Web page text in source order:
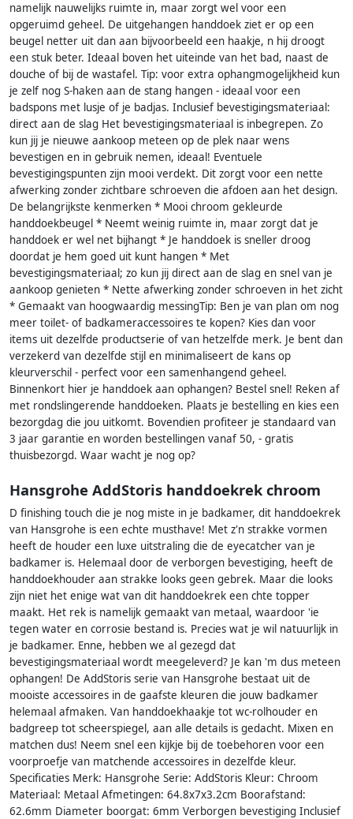
namelijk nauwelijks ruimte in, maar zorgt wel voor een
opgeruimd geheel. De uitgehangen handdoek ziet er op een
beugel netter uit dan aan bijvoorbeeld een haakje, n hij droogt
een stuk beter. Ideaal boven het uiteinde van het bad, naast de
douche of bij de wastafel. Tip: voor extra ophangmogelijkheid kun
je zelf nog S-haken aan de stang hangen - ideaal voor een
badspons met lusje of je badjas. Inclusief bevestigingsmateriaal:
direct aan de slag Het bevestigingsmateriaal is inbegrepen. Zo
kun jij je nieuwe aankoop meteen op de plek naar wens
bevestigen en in gebruik nemen, ideaal! Eventuele
bevestigingspunten zijn mooi verdekt. Dit zorgt voor een nette
afwerking zonder zichtbare schroeven die afdoen aan het design.
De belangrijkste kenmerken * Mooi chroom gekleurde
handdoekbeugel * Neemt weinig ruimte in, maar zorgt dat je
handdoek er wel net bijhangt * Je handdoek is sneller droog
doordat je hem goed uit kunt hangen * Met
bevestigingsmateriaal; zo kun jij direct aan de slag en snel van je
aankoop genieten * Nette afwerking zonder schroeven in het zicht
* Gemaakt van hoogwaardig messingTip: Ben je van plan om nog
meer toilet- of badkameraccessoires te kopen? Kies dan voor
items uit dezelfde productserie of van hetzelfde merk. Je bent dan
verzekerd van dezelfde stijl en minimaliseert de kans op
kleurverschil - perfect voor een samenhangend geheel.
Binnenkort hier je handdoek aan ophangen? Bestel snel! Reken af
met rondslingerende handdoeken. Plaats je bestelling en kies een
bezorgdag die jou uitkomt. Bovendien profiteer je standaard van
3 jaar garantie en worden bestellingen vanaf 50, - gratis
thuisbezorgd. Waar wacht je nog op?
Hansgrohe AddStoris handdoekrek chroom
D finishing touch die je nog miste in je badkamer, dit handdoekrek
van Hansgrohe is een echte musthave! Met z'n strakke vormen
heeft de houder een luxe uitstraling die de eyecatcher van je
badkamer is. Helemaal door de verborgen bevestiging, heeft de
handdoekhouder aan strakke looks geen gebrek. Maar die looks
zijn niet het enige wat van dit handdoekrek een chte topper
maakt. Het rek is namelijk gemaakt van metaal, waardoor 'ie
tegen water en corrosie bestand is. Precies wat je wil natuurlijk in
je badkamer. Enne, hebben we al gezegd dat
bevestigingsmateriaal wordt meegeleverd? Je kan 'm dus meteen
ophangen! De AddStoris serie van Hansgrohe bestaat uit de
mooiste accessoires in de gaafste kleuren die jouw badkamer
helemaal afmaken. Van handdoekhaakje tot wc-rolhouder en
badgreep tot scheerspiegel, aan alle details is gedacht. Mixen en
matchen dus! Neem snel een kijkje bij de toebehoren voor een
voorproefje van matchende accessoires in dezelfde kleur.
Specificaties Merk: Hansgrohe Serie: AddStoris Kleur: Chroom
Materiaal: Metaal Afmetingen: 64.8x7x3.2cm Boorafstand:
62.6mm Diameter boorgat: 6mm Verborgen bevestiging Inclusief